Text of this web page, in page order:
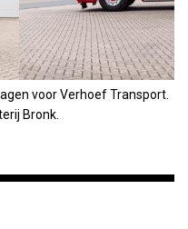
voor Verhoef Transport.
Bronk.